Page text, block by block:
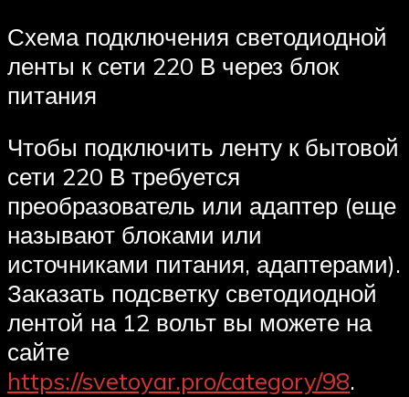
Схема подключения светодиодной
ленты к сети 220 В через блок
питания
Чтобы подключить ленту к бытовой
сети 220 В требуется
преобразователь или адаптер (еще
называют блоками или
источниками питания, адаптерами).
Заказать подсветку светодиодной
лентой на 12 вольт вы можете на
сайте
https://svetoyar.pro/category/98.